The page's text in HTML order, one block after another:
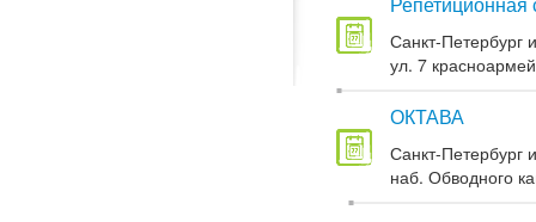
Санкт-Петербург
ул. 7
ОКТАВА
Санкт-Петербург
наб. Обводного